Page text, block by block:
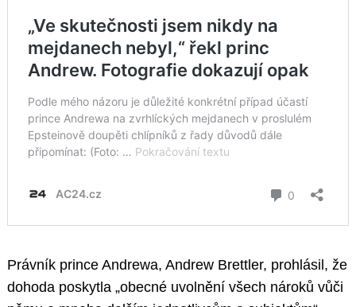
Právník prince Andrewa, Andrew Brettler, prohlásil, že
dohoda poskytla „obecné uvolnění všech nároků vůči